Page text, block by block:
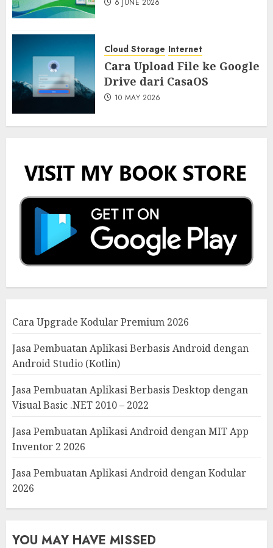
6 JUNE 2026
Cloud Storage Internet
Cara Upload File ke Google
Drive dari CasaOS
10 MAY 2026
Cara Upgrade Kodular Premium 2026
Jasa Pembuatan Aplikasi Berbasis Android dengan
Android Studio (Kotlin)
Jasa Pembuatan Aplikasi Berbasis Desktop dengan
Visual Basic .NET 2010 – 2022
Jasa Pembuatan Aplikasi Android dengan MIT App
Inventor 2 2026
Jasa Pembuatan Aplikasi Android dengan Kodular
2026
YOU MAY HAVE MISSED